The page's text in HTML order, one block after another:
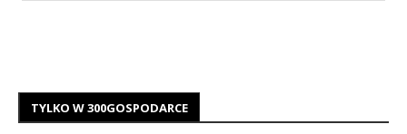
TYLKO W 300GOSPODARCE